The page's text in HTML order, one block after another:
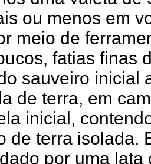
ou menos em
meio de
fatias finas
sauveiro inicial
de terra, em
inicial,
de terra isolada.
por uma